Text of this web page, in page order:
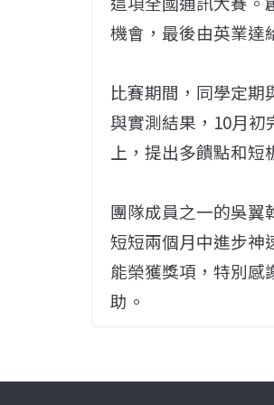
機會，最後由英業達
比賽期間，同學定期
與實測結果，10月
上，提出多饋點和
團隊成員之一的吳翼
短短兩個月中進步神
能榮獲獎項，特別感
助。